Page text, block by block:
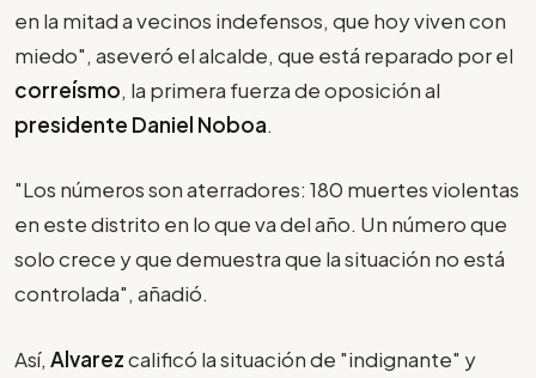
en la mitad a vecinos indefensos, que hoy viven con
miedo", aseveró el alcalde, que está reparado por el
correísmo, la primera fuerza de oposición al
presidente Daniel Noboa.
"Los números son aterradores: 180 muertes violentas
en este distrito en lo que va del año. Un número que
solo crece y que demuestra que la situación no está
controlada", añadió.
Así, Alvarezcalificó la situación de "indignante" y